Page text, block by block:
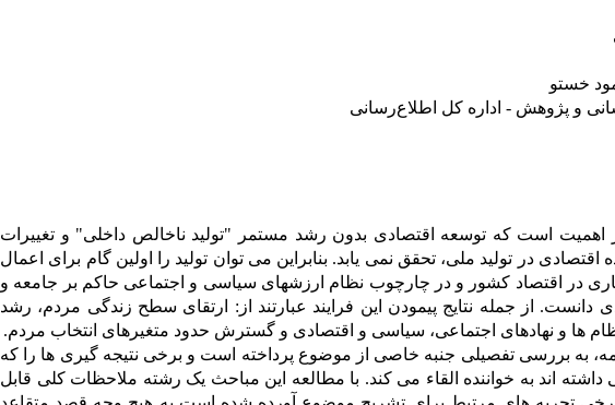
خستو
و پژوهش - اداره کل اطلاع‌رسانی
اهمیت است که توسعه اقتصادی بدون رشد مستمر "تولید ناخالص داخلی" و تغییرات
در تولید ملی، تحقق نمی یابد. بنابراین می توان تولید را اولین گام برای اعمال
در اقتصاد کشور و در چارچوب نظام ارزشهای سیاسی و اجتماعی حاکم بر جامعه و
دانست. از جمله نتایج پیمودن این فرایند عبارتند از: ارتقای سطح زندگی مردم، رشد
ها و نهادهای اجتماعی، سیاسی و اقتصادی و گسترش حدود متغیرهای انتخاب مردم.
به بررسی تفصیلی جنبه خاصی از موضوع پرداخته است و برخی نتیجه گیری ها را که
اند به خواننده القاء می کند. با مطالعه این مباحث یک رشته ملاحظات کلی قابل